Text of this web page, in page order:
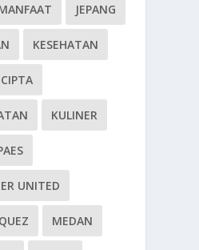
JEPANG
KESEHATAN
KULINER
UNITED
MEDAN